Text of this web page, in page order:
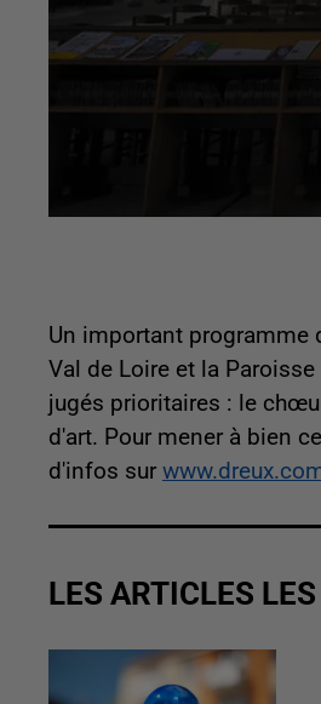
Un important programme
Val de Loire et la
jugés prioritaires : le
d'art. Pour mener à bien
d'infos sur
LES ARTICLES LES